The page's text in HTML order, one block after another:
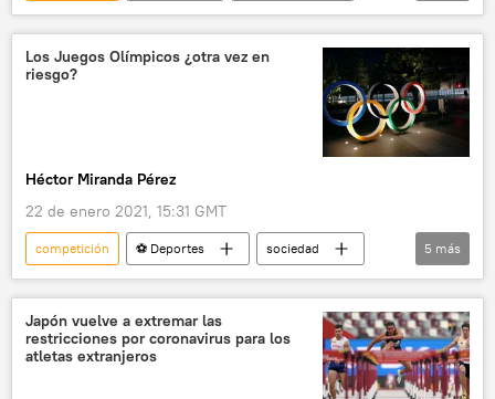
levantamiento de pesas
músculos
👤 Gente
Los Juegos Olímpicos ¿otra vez en
riesgo?
Héctor Miranda Pérez
22 de enero 2021, 15:31 GMT
competición ⚽ Deportes
sociedad
coronavirus
pandemia de coronavirus
COVID-19
Juegos Olímpicos
noticias
5 más
Japón vuelve a extremar las
restricciones por coronavirus para los
atletas extranjeros